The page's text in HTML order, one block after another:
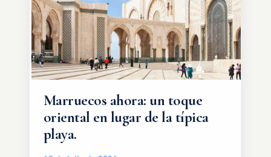
Marruecos ahora: un toque
oriental en lugar de la típica
playa.